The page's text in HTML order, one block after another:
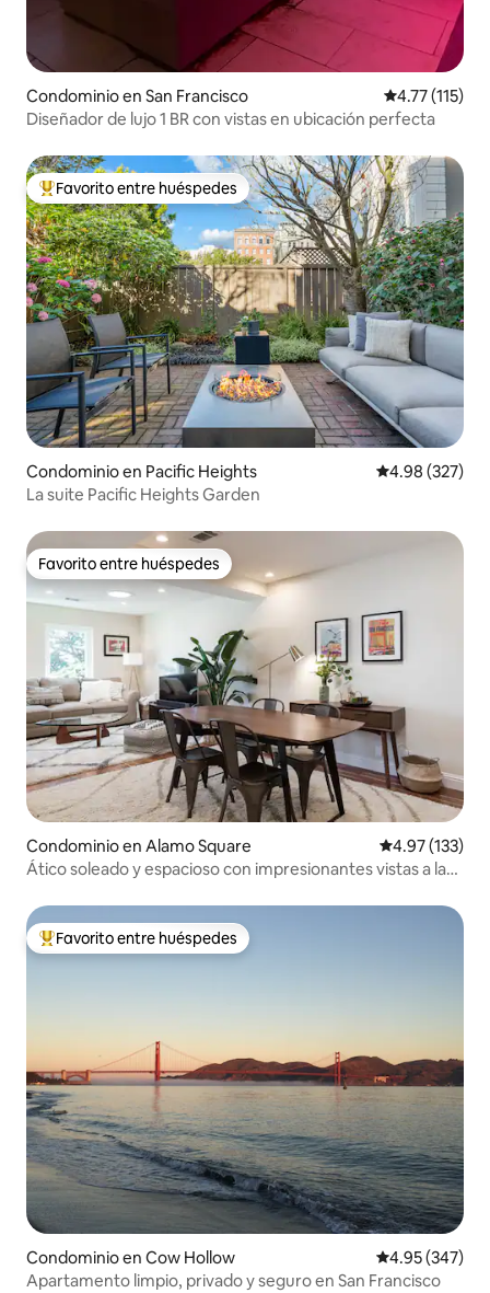
Condominio en San Francisco Calificación
4.77 (115)
Diseñador de lujo 1 BR con vistas en ubicación perfecta
De los mejores en Favorito entre huéspedes
Favorito entre huéspedes
Condominio en Pacific Heights Calificación
4.98 (327)
La suite Pacific Heights Garden
Favorito entre huéspedes
Favorito entre huéspedes
Condominio en Alamo Square Calificación
4.97 (133)
Ático soleado y espacioso con impresionantes vistas a la
De los mejores en Favorito entre huéspedes
Favorito entre huéspedes
Condominio en Cow Hollow Calificación
4.95 (347)
Apartamento limpio, privado y seguro en San Francisco